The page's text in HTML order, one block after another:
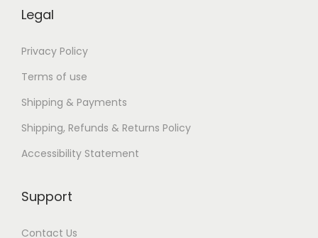
Legal
Privacy Policy
Terms of use
Shipping & Payments
Shipping, Refunds & Returns Policy
Accessibility Statement
Support
Contact Us